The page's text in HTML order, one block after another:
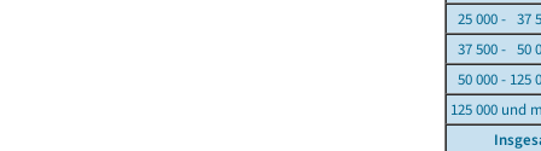
25 000 - 37
37 500 - 50
50 000 - 125
125 000 und